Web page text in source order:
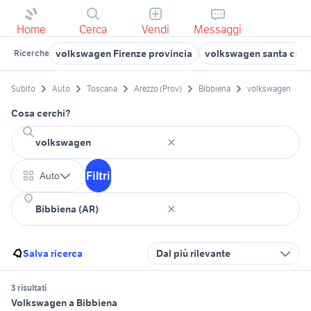
Home Cerca Vendi Messaggi
Ricerche volkswagen Firenze provincia volkswagen santa
Subito Auto Toscana Arezzo (Prov) Bibbiena volkswagen
Cosa cerchi?
Auto Filtri
Salva ricerca Dal più rilevante
3 risultati
Volkswagen a Bibbiena